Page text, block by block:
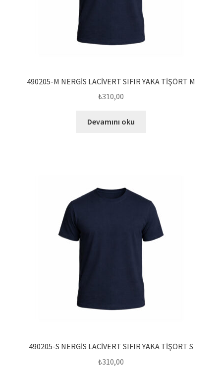
490205-M NERGİS LACİVERT SIFIR YAKA TİŞÖRT M
₺310,00
Devamını oku
490205-S NERGİS LACİVERT SIFIR YAKA TİŞÖRT S
₺310,00